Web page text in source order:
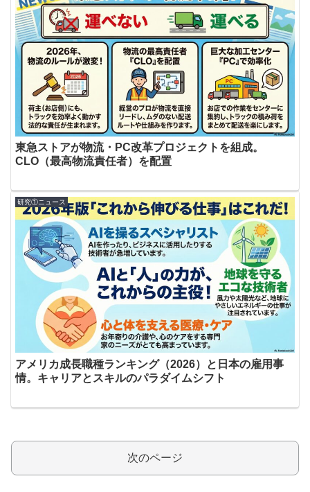
東急ストアが物流・PC改革プロジェクトを組成。
CLO（最高物流責任者）を配置
研究①ニュース
アメリカ成長職種ランキング（2026）と日本の雇用事
情。キャリアとスキルのパラダイムシフト
次のページ